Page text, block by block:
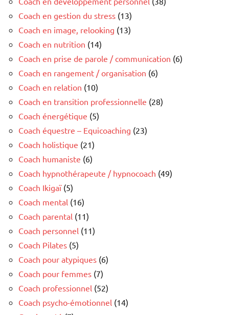
Coach en gestion du stress (13)
Coach en image, relooking (13)
Coach en nutrition (14)
Coach en prise de parole / communication (6)
Coach en rangement / organisation (6)
Coach en relation (10)
Coach en transition professionnelle (28)
Coach énergétique (5)
Coach équestre – Equicoaching (23)
Coach holistique (21)
Coach humaniste (6)
Coach hypnothérapeute / hypnocoach (49)
Coach Ikigaï(5)
Coach mental (16)
Coach parental (11)
Coach personnel (11)
Coach Pilates (5)
Coach pour atypiques (6)
Coach pour femmes (7)
Coach professionnel (52)
Coach psycho-émotionnel (14)